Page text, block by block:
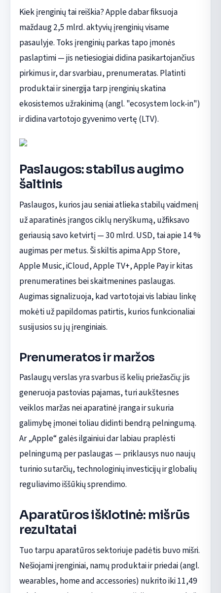
Kiek įrenginių tai reiškia? Apple dabar fiksuoja
maždaug 2,5 mlrd. aktyvių įrenginių visame
pasaulyje. Toks įrenginių parkas tapo įmonės
paslaptimi — jis netiesiogiai didina pasikartojančius
pirkimus ir, dar svarbiau, prenumeratas. Platinti
produktai ir sinergija tarp įrenginių skatina
ekosistemos užrakinimą (angl. "ecosystem lock-in")
ir didina vartotojo gyvenimo vertę (LTV).
Paslaugos: stabilus augimo
šaltinis
Paslaugos, kurios jau seniai atlieka stabilų vaidmenį
už aparatinės įrangos ciklų neryškumą, užfiksavo
geriausią savo ketvirtį — 30 mlrd. USD, tai apie 14 %
augimas per metus. Ši skiltis apima App Store,
Apple Music, iCloud, Apple TV+, Apple Pay ir kitas
prenumeratines bei skaitmenines paslaugas.
Augimas signalizuoja, kad vartotojai vis labiau linkę
mokėti už papildomas patirtis, kurios funkcionaliai
susijusios su jų įrenginiais.
Prenumeratos ir maržos
Paslaugų verslas yra svarbus iš kelių priežasčių: jis
generuoja pastovias pajamas, turi aukštesnes
veiklos maržas nei aparatinė įranga ir sukuria
galimybę įmonei toliau didinti bendrą pelningumą.
Ar „Apple“ galės ilgainiui dar labiau praplėsti
pelningumą per paslaugas — priklausys nuo naujų
turinio sutarčių, technologinių investicijų ir globalių
reguliavimo iššūkių sprendimo.
Aparatūros išklotinė: mišrūs
rezultatai
Tuo tarpu aparatūros sektoriuje padėtis buvo mišri.
Nešiojami įrenginiai, namų produktai ir priedai (angl.
wearables, home and accessories) nukrito iki 11,49